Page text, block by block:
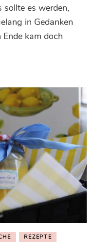
mit
Glasnudelsalat
sollte es werden,
in Gedanken
kam doch
REZEPTE